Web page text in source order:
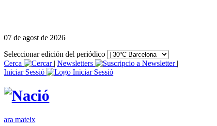
07 de agost de 2026
Seleccionar edición del periódico
Cerca
| Newsletters
|
Iniciar Sessió
ara mateix